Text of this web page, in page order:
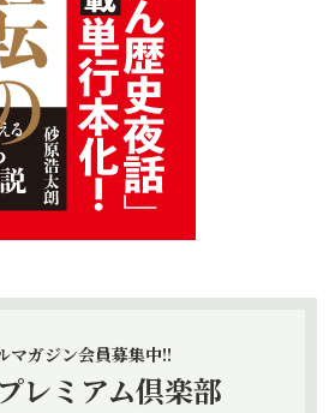
マガジン会員募集中!!
レミアム倶楽部